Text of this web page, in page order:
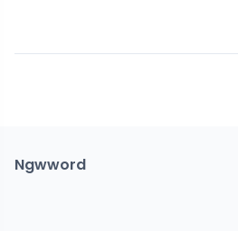
Ngwword